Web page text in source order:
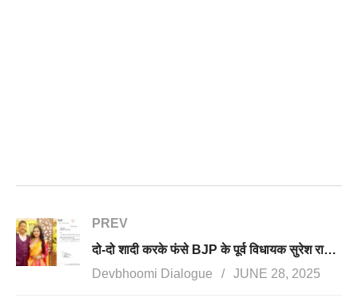
PREV
दो-दो शादी करके फंसे BJP के पूर्व विधायक सुरेश राठौर, पार्टी से 6 साल के लिए निष्कासित, क्या राठौर पर लागू होगा यूसीसी?
Devbhoomi Dialogue
JUNE 28, 2025